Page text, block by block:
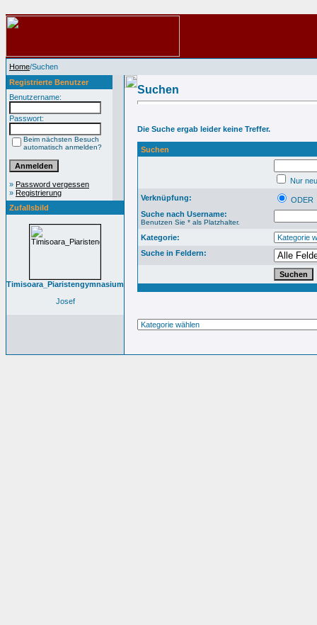
Home/Suchen
Registrierte Benutzer
Benutzername:
Passwort:
Beim nächsten Besuch
automatisch anmelden?
» Password vergessen
» Registrierung
Zufallsbild
Timisoara_Piaristengymnasium
Josef
Suchen
Die Suche ergab leider keine Treffer.
Suchen
Nur
Verknüpfung:
Suche nach Username:
Benutzen Sie * als Platzhalter.
Kategorie:
Suche in Feldern: